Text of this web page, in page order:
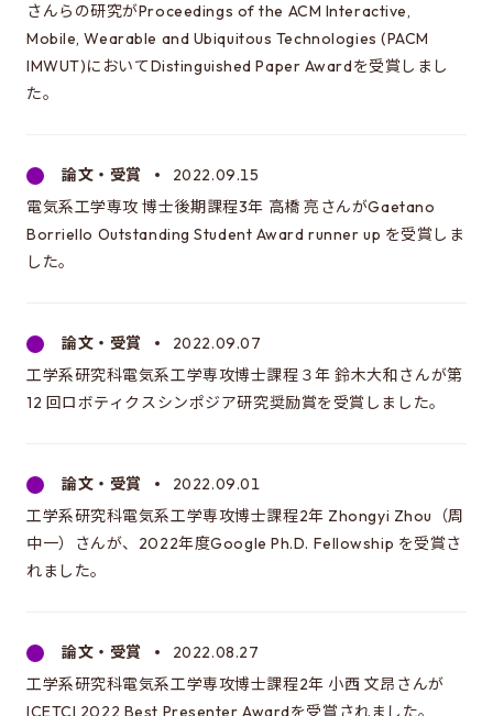
さんらの研究がProceedings of the ACM Interactive,
Mobile, Wearable and Ubiquitous Technologies (PACM
IMWUT)においてDistinguished Paper Awardを受賞しまし
た。
論文・受賞
2022.09.15
電気系工学専攻 博士後期課程3年 高橋 亮さんがGaetano
Borriello Outstanding Student Award runner up を受賞しま
した。
論文・受賞
2022.09.07
工学系研究科電気系工学専攻博士課程３年 鈴木大和さんが第
12 回ロボティクスシンポジア研究奨励賞を受賞しました。
論文・受賞
2022.09.01
工学系研究科電気系工学専攻博士課程2年 Zhongyi Zhou（周
中一）さんが、2022年度Google Ph.D. Fellowship を受賞さ
れました。
論文・受賞
2022.08.27
工学系研究科電気系工学専攻博士課程2年 小西 文昂さんが
ICETCI 2022 Best Presenter Awardを受賞されました。